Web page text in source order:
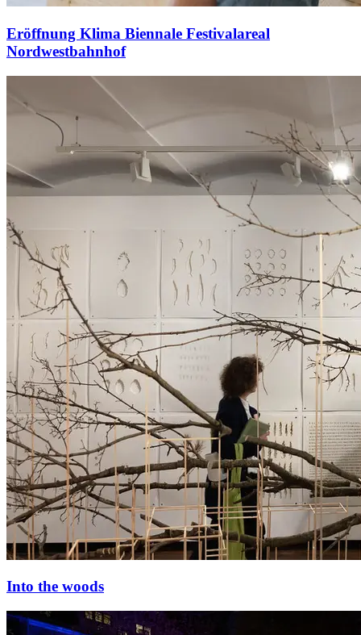
Eröffnung Klima Biennale Festivalareal
Nordwestbahnhof
Into the woods